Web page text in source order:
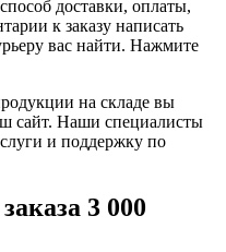
доставки, оплаты,
к заказу написать
вас найти. Нажмите
на складе вы
сайт. Наши специалисты
и поддержку по
3 000